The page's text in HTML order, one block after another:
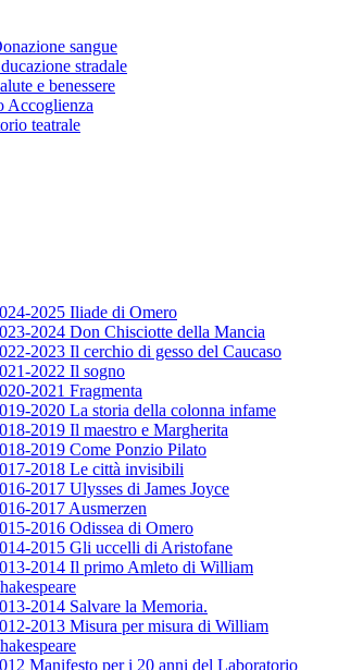
sangue
stradale
e benessere
Accoglienza
teatrale
2025 Iliade di Omero
2024 Don Chisciotte della Mancia
2023 Il cerchio di gesso del Caucaso
2022 Il sogno
2021 Fragmenta
2020 La storia della colonna infame
2019 Il maestro e Margherita
2019 Come Ponzio Pilato
2018 Le città invisibili
2017 Ulysses di James Joyce
2017 Ausmerzen
2016 Odissea di Omero
2015 Gli uccelli di Aristofane
2014 Il primo Amleto di William
2014 Salvare la Memoria.
2013 Misura per misura di William
Manifesto per i 20 anni del Laboratorio